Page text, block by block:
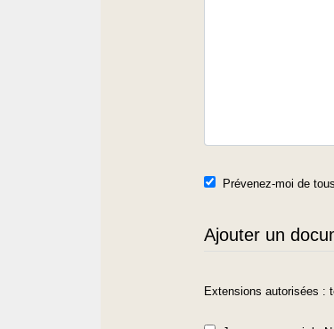
Prévenez-moi de
Ajouter un
Extensions autorisées :